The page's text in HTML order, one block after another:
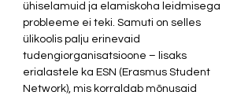
ühiselamuid ja elamiskoha leidmisega
probleeme ei teki. Samuti on selles
ülikoolis palju erinevaid
tudengiorganisatsioone – lisaks
erialastele ka ESN (Erasmus Student
Network), mis korraldab mõnusaid